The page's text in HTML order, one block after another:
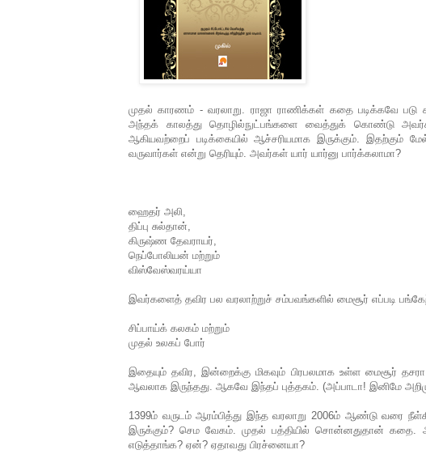
முதல் காரணம் - வரலாறு. ராஜா ராணிக்கள் கதை படிக்கவே
அந்தக் காலத்து தொழில்நுட்பங்களை வைத்துக் கொண்டு
ஆகியவற்றைப் படிக்கையில் ஆச்சரியமாக இருக்கும். இதற்கும்
வருவார்கள் என்று தெரியும். அவர்கள் யார் யார்னு பார்க்கலாமா?
ஹைதர் அலி,
திப்பு சுல்தான்,
கிருஷ்ண தேவராயர்,
நெப்போலியன் மற்றும்
விஸ்வேஸ்வரய்யா
இவர்களைத் தவிர பல வரலாற்றுச் சம்பவங்களில் மைசூர் எப்படி
சிப்பாய்க் கலகம் மற்றும்
முதல் உலகப் போர்
இதையும் தவிர, இன்றைக்கு மிகவும் பிரபலமாக உள்ள மைசூர்
ஆவலாக இருந்தது. ஆகவே இந்தப் புத்தகம். (அப்பாடா! இனிமே
1399ம் வருடம் ஆரம்பித்து இந்த வரலாறு 2006ம் ஆண்டு வரை
இருக்கும்? செம வேகம். முதல் பத்தியில் சொன்னதுதான் கதை.
எடுத்தாங்க? ஏன்? ஏதாவது பிரச்னையா?